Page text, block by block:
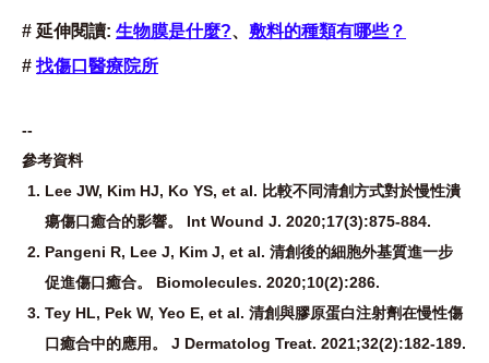
# 延伸閱讀: 生物膜是什麼?、 敷料的種類有哪些？
# 找傷口醫療院所
--
參考資料
Lee JW, Kim HJ, Ko YS, et al. 比較不同清創方式對於慢性潰
瘍傷口癒合的影響。 Int Wound J. 2020;17(3):875-884.
Pangeni R, Lee J, Kim J, et al. 清創後的細胞外基質進一步
促進傷口癒合。 Biomolecules. 2020;10(2):286.
Tey HL, Pek W, Yeo E, et al. 清創與膠原蛋白注射劑在慢性傷
口癒合中的應用。 J Dermatolog Treat. 2021;32(2):182-189.